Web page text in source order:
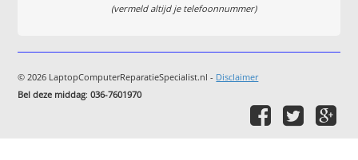
(vermeld altijd je telefoonnummer)
© 2026 LaptopComputerReparatieSpecialist.nl - Disclaimer
Bel deze middag:036-7601970